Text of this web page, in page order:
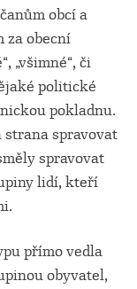
obcí a
za obecní
„všimné“, či
politické
pokladnu.
strana spravovat
spravovat
lidí, kteří
přímo vedla
obyvatel,